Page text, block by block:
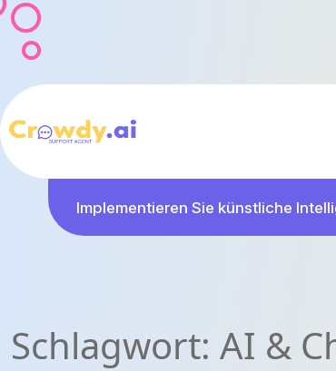
Implementieren Sie künstliche
Schlagwort: AI &